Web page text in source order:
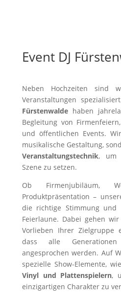
Event DJ
Neben Hochzeiten sind
Veranstaltungen
Fürstenwalde haben
Begleitung von
und öffentlichen Events.
musikalische Gestaltung,
Veranstaltungstechnik, um
Szene zu setzen.
Ob Firmenjubiläum,
Produktpräsentation –
die richtige Stimmung und
Feierlaune. Dabei gehen
Vorlieben Ihrer Zielgruppe
dass alle
angesprochen werden. Auf
spezielle Show-Elemente, wie
Vinyl und Plattenspielern,
einzigartigen Charakter zu